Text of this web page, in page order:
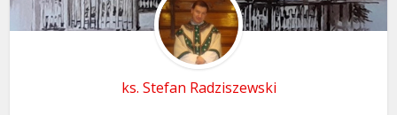
ks. Stefan Radziszewski